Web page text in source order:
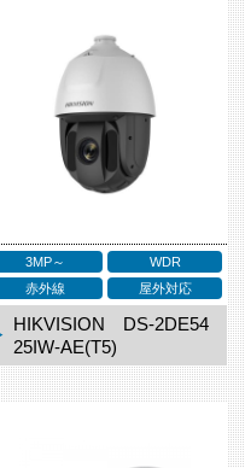
3MP～
WDR
赤外線
屋外対応
HIKVISION DS-2DE54
25IW-AE(T5)